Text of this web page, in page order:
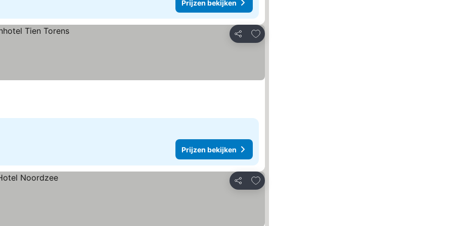
Prijzen bekijken
Delen
Toevoegen aan favorieten
Prijzen bekijken
Delen
Toevoegen aan favorieten